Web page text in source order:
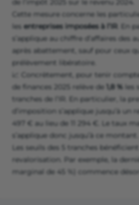
de l’impôt 2025 sur le revenu 2024.
Cette mesure concerne les
les entreprises imposées à l’IR . En
s’applique au chiffre d’affaires des
après abattement, sauf pour ceux
prélèvement libératoire.
📈 Concrètement, pour tenir
de finances 2025 relève de 1,8 % les
tranches de l’IR. En particulier, la
d’imposition s’applique jusqu’à un
497 € au lieu de 11 294 €. Le taux
s’applique donc jusqu’à ce montant.
Les seuils des 5 tranches
revalorisation. Par exemple, la
marginal de 45 %) commence